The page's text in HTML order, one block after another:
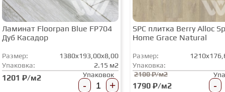
Ламинат Floorpan Blue FP704
Дуб Касадор
Размер:
1380x193,00x8,00
Упаковка:
2.15 м2
1201 ₽/м2 Упаковок
- +
SPC плитка Berry Alloc
Home Grace Natural
Размер:
Упаковка:
2100 ₽/м2
1790 ₽/м2 -